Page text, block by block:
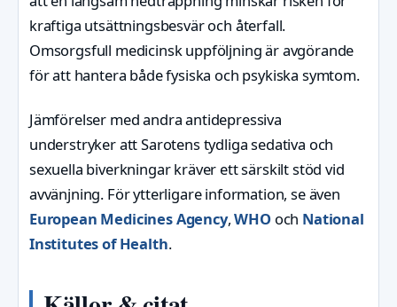
kraftiga utsättningsbesvär och återfall.
Omsorgsfull medicinsk uppföljning är avgörande
för att hantera både fysiska och psykiska symtom.
Jämförelser med andra antidepressiva
understryker att Sarotens tydliga sedativa och
sexuella biverkningar kräver ett särskilt stöd vid
avvänjning. För ytterligare information, se även
European Medicines Agency,WHOoch National
Institutes of Health.